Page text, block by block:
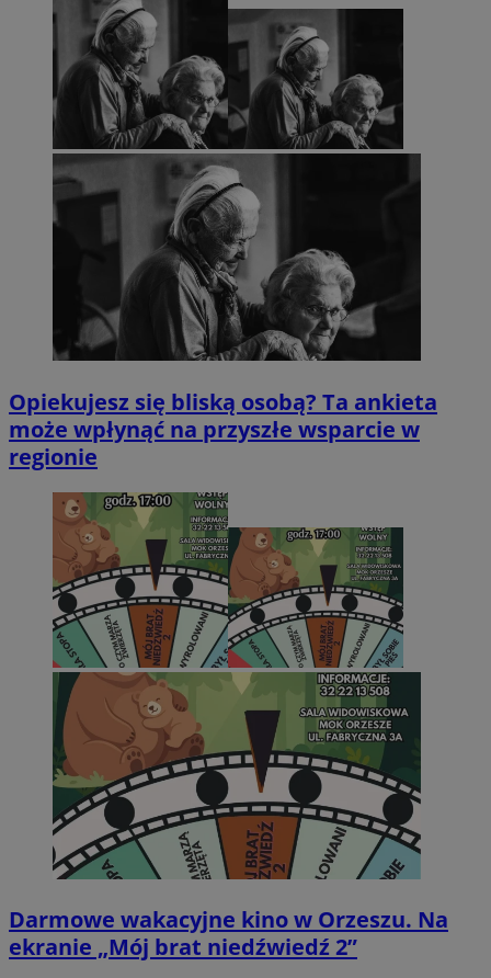
Opiekujesz się bliską osobą? Ta ankieta
może wpłynąć na przyszłe wsparcie w
regionie
Darmowe wakacyjne kino w Orzeszu. Na
ekranie „Mój brat niedźwiedź 2”